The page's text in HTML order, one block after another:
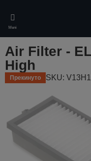
main
content
Meni
Air Filter -
High
Прекинуто SKU: